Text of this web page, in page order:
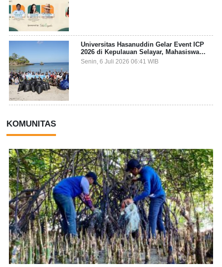
Universitas Hasanuddin Gelar Event ICP
2026 di Kepulauan Selayar, Mahasiswa
dari 27 Negara Jadi Partisipan
Senin, 6 Juli 2026 06:41 WIB
KOMUNITAS